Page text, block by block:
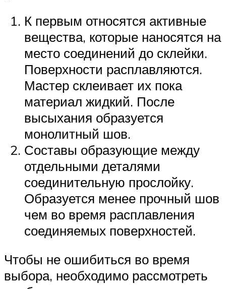
К первым относятся активные
вещества, которые наносятся на
место соединений до склейки.
Поверхности расплавляются.
Мастер склеивает их пока
материал жидкий. После
высыхания образуется
монолитный шов.
Составы образующие между
отдельными деталями
соединительную прослойку.
Образуется менее прочный шов
чем во время расплавления
соединяемых поверхностей.
Чтобы не ошибиться во время
выбора, необходимо рассмотреть